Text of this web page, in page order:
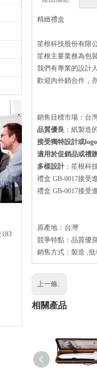
精緻禮盒
笙根科技股份有限
笙根主要業務為包
我們有專業的設計
歡迎內外銷合作，
銷售目標市場：台
品質優良 ：紙製造
接受獨特設計或logo
適用於促銷品或禮
多樣設計 ：笙根科
禮盒 GB-0017接受
禮盒 GB-0017接受
原產地：台灣
競爭特點：品質優
銷售方式：製造 ,批
上一條:
相關產品